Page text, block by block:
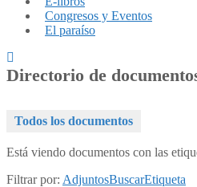
Congresos y Eventos
El paraíso
Directorio de
Todos los documentos
Está viendo documentos con las
Filtrar por: AdjuntosBuscarEtiqueta